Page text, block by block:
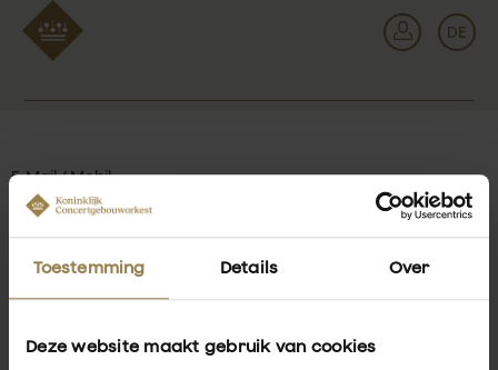
Toestemming Details Over
Deze website maakt gebruik van cookies
DE
E-Mail / Mobil